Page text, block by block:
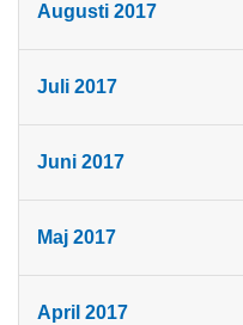
Augusti 2017
Juli 2017
Juni 2017
Maj 2017
April 2017